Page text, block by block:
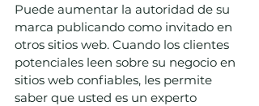
Puede aumentar la autoridad de su
marca publicando como invitado en
otros sitios web. Cuando los clientes
potenciales leen sobre su negocio en
sitios web confiables, les permite
saber que usted es un experto